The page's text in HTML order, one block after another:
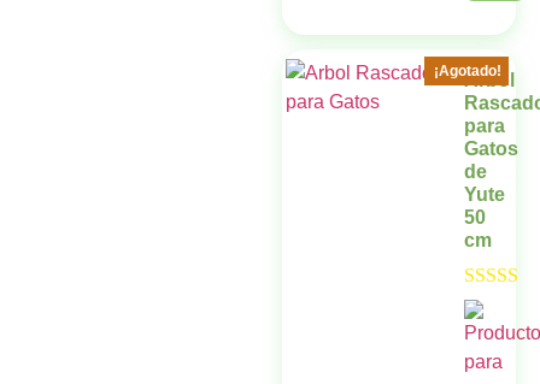
¡Agotado!
Arbol
para
Gatos
de
Yute
50
cm
Valorado
5.00
de 5